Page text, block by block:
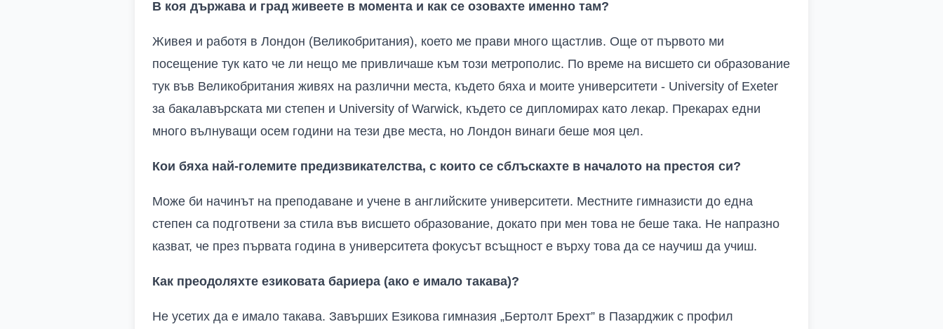
В коя държава и град живеете в момента и как се озовахте именно там?
Живея и работя в Лондон (Великобритания), което ме прави много щастлив. Още от първото ми
посещение тук като че ли нещо ме привличаше към този метрополис. По време на висшето си образование
тук във Великобритания живях на различни места, където бяха и моите университети - University of Exeter
за бакалавърската ми степен и University of Warwick, където се дипломирах като лекар. Прекарах едни
много вълнуващи осем години на тези две места, но Лондон винаги беше моя цел.
Кои бяха най-големите предизвикателства, с които се сблъскахте в началото на престоя си?
Може би начинът на преподаване и учене в английските университети. Местните гимназисти до една
степен са подготвени за стила във висшето образование, докато при мен това не беше така. Не напразно
казват, че през първата година в университета фокусът всъщност е върху това да се научиш да учиш.
Как преодоляхте езиковата бариера (ако е имало такава)?
Не усетих да е имало такава. Завърших Езикова гимназия „Бертолт Брехт” в Пазарджик с профил